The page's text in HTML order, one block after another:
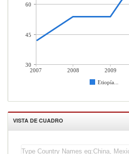
2007 2008 2009
Etiopía...
60
45
30
VISTA DE CUADRO